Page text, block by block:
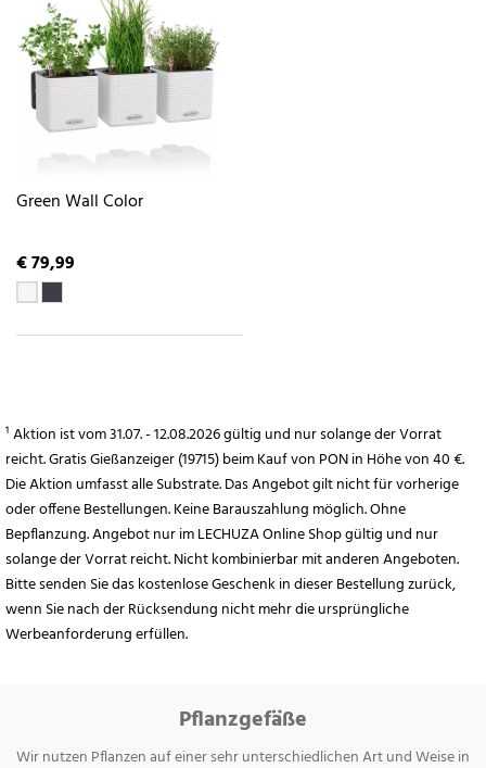
Green Wall Color
€ 79,99
¹ Aktion ist vom 31.07. - 12.08.2026 gültig und nur solange der Vorrat
reicht. Gratis Gießanzeiger (19715) beim Kauf von PON in Höhe von 40 €.
Die Aktion umfasst alle Substrate. Das Angebot gilt nicht für vorherige
oder offene Bestellungen. Keine Barauszahlung möglich. Ohne
Bepflanzung. Angebot nur im LECHUZA Online Shop gültig und nur
solange der Vorrat reicht. Nicht kombinierbar mit anderen Angeboten.
Bitte senden Sie das kostenlose Geschenk in dieser Bestellung zurück,
wenn Sie nach der Rücksendung nicht mehr die ursprüngliche
Werbeanforderung erfüllen.
Pflanzgefäße
Wir nutzen Pflanzen auf einer sehr unterschiedlichen Art und Weise in